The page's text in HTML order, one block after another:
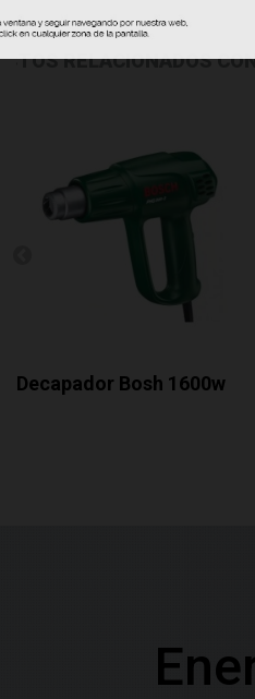
RELACIONADOS
Decapador Bosh 1600w